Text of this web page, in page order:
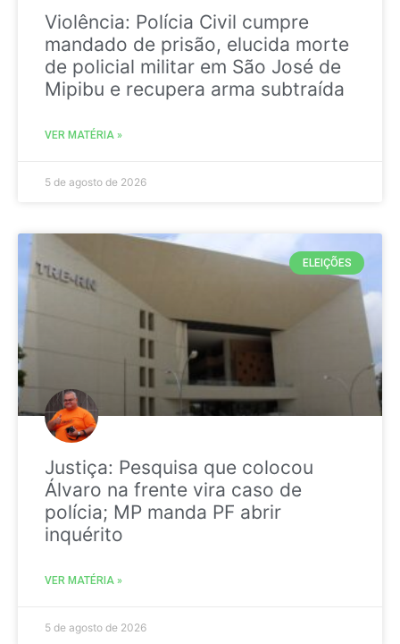
Violência: Polícia Civil cumpre
mandado de prisão, elucida morte
de policial militar em São José de
Mipibu e recupera arma subtraída
VER MATÉRIA »
5 de agosto de 2026
ELEIÇÕES
Justiça: Pesquisa que colocou
Álvaro na frente vira caso de
polícia; MP manda PF abrir
inquérito
VER MATÉRIA »
5 de agosto de 2026